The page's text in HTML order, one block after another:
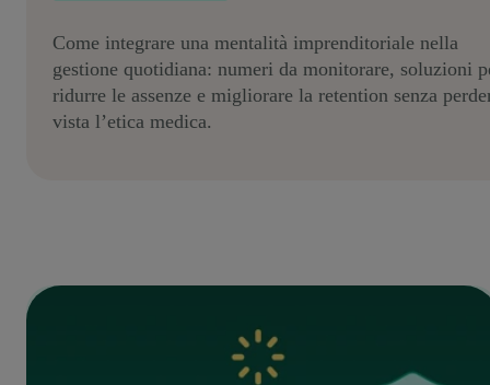
Come integrare una mentalità imprenditoriale nella
gestione quotidiana: numeri da monitorare, soluzioni
ridurre le assenze e migliorare la retention senza
vista l’etica medica.